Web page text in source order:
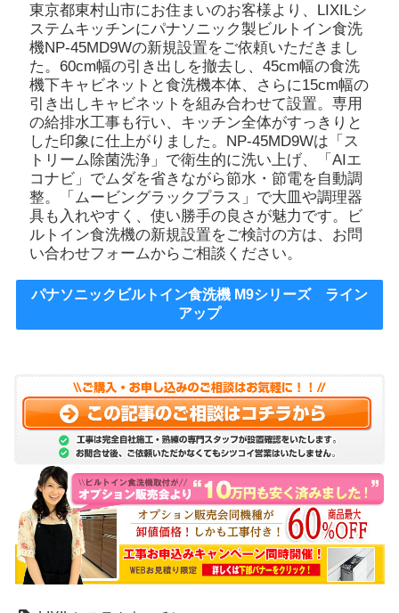
東京都東村山市にお住まいのお客様より、LIXILシ
ステムキッチンにパナソニック製ビルトイン食洗
機NP-45MD9Wの新規設置をご依頼いただきまし
た。60cm幅の引き出しを撤去し、45cm幅の食洗
機下キャビネットと食洗機本体、さらに15cm幅の
引き出しキャビネットを組み合わせて設置。専用
の給排水工事も行い、キッチン全体がすっきりと
した印象に仕上がりました。NP-45MD9Wは「ス
トリーム除菌洗浄」で衛生的に洗い上げ、「AIエ
コナビ」でムダを省きながら節水・節電を自動調
整。「ムービングラックプラス」で大皿や調理器
具も入れやすく、使い勝手の良さが魅力です。ビ
ルトイン食洗機の新規設置をご検討の方は、お問
い合わせフォームからご相談ください。
パナソニックビルトイン食洗機 M9シリーズ ライン
アップ